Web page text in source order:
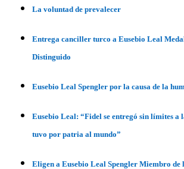
La voluntad de prevalecer
Entrega canciller turco a Eusebio Leal
Distinguido
Eusebio Leal Spengler por la causa de la
Eusebio Leal: “Fidel se entregó sin límites a
tuvo por patria al mundo”
Eligen a Eusebio Leal Spengler Miembro de